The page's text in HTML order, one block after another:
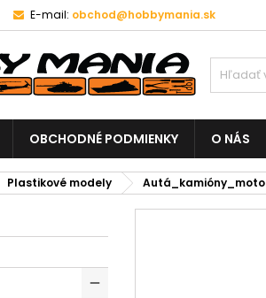
E-mail: obchod@hobbymania.sk
OBCHODNÉ PODMIENKY O NÁS
Plastikové modely Autá_kamióny_moto